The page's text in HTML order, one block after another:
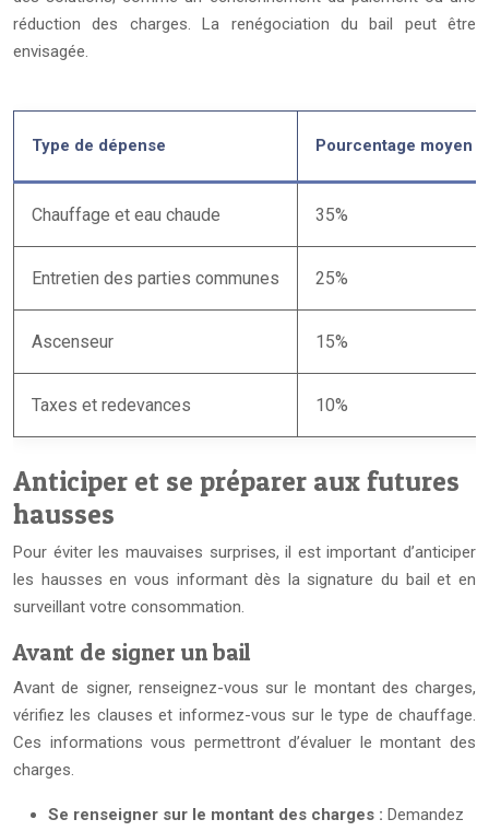
réduction des charges. La renégociation du bail peut être
envisagée.
Type de dépense Pourcentage moyen
Chauffage et eau chaude 35%
Entretien des parties communes 25%
Ascenseur 15%
Taxes et redevances 10%
Anticiper et se préparer aux futures
hausses
Pour éviter les mauvaises surprises, il est important d’anticiper
les hausses en vous informant dès la signature du bail et en
surveillant votre consommation.
Avant de signer un bail
Avant de signer, renseignez-vous sur le montant des charges,
vérifiez les clauses et informez-vous sur le type de chauffage.
Ces informations vous permettront d’évaluer le montant des
charges.
Se renseigner sur le montant des charges : Demandez